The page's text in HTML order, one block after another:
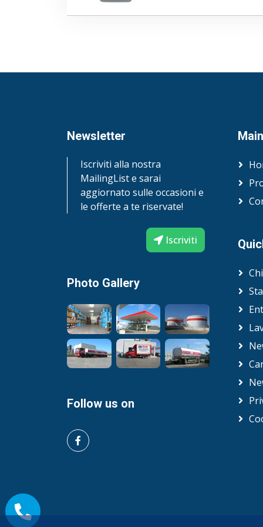
Newsletter
Iscriviti alla nostra
MailingList e sarai
aggiornato sulle occasioni e
le offerte a te riservate!
Iscriviti
Photo Gallery
Follow us on